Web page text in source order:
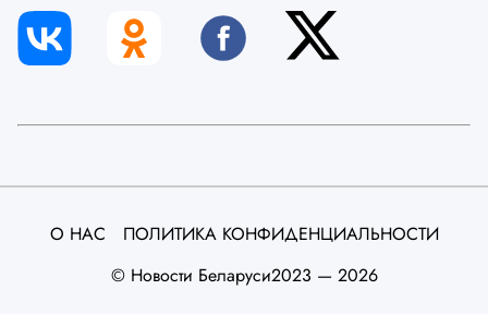
О НАС
ПОЛИТИКА КОНФИДЕНЦИАЛЬНОСТИ
©️ Новости Беларуси2023 — 2026